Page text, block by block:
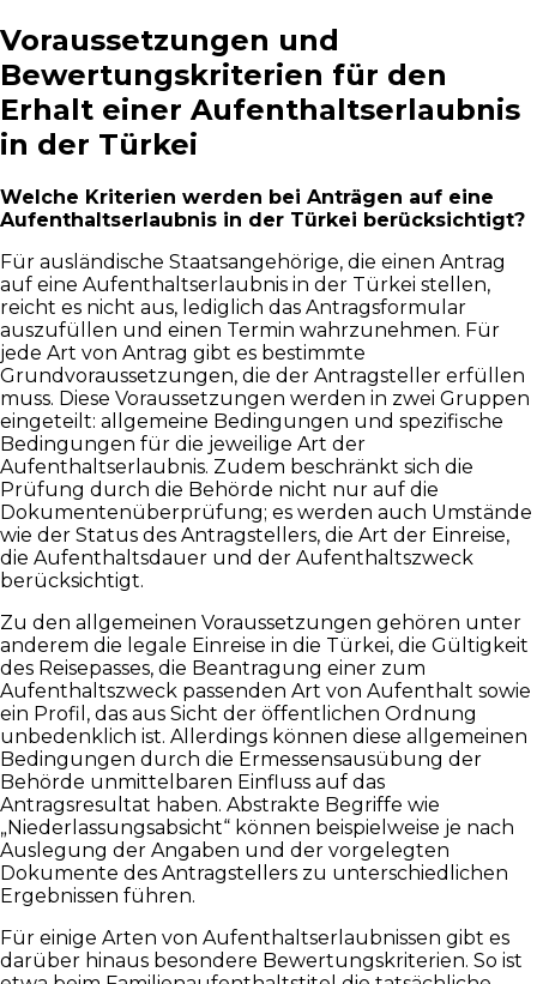
Voraussetzungen und
Bewertungskriterien für den
Erhalt einer Aufenthaltserlaubnis
in der Türkei
Welche Kriterien werden bei Anträgen auf eine
Aufenthaltserlaubnis in der Türkei berücksichtigt?
Für ausländische Staatsangehörige, die einen Antrag
auf eine Aufenthaltserlaubnis in der Türkei stellen,
reicht es nicht aus, lediglich das Antragsformular
auszufüllen und einen Termin wahrzunehmen. Für
jede Art von Antrag gibt es bestimmte
Grundvoraussetzungen, die der Antragsteller erfüllen
muss. Diese Voraussetzungen werden in zwei Gruppen
eingeteilt: allgemeine Bedingungen und spezifische
Bedingungen für die jeweilige Art der
Aufenthaltserlaubnis. Zudem beschränkt sich die
Prüfung durch die Behörde nicht nur auf die
Dokumentenüberprüfung; es werden auch Umstände
wie der Status des Antragstellers, die Art der Einreise,
die Aufenthaltsdauer und der Aufenthaltszweck
berücksichtigt.
Zu den allgemeinen Voraussetzungen gehören unter
anderem die legale Einreise in die Türkei, die Gültigkeit
des Reisepasses, die Beantragung einer zum
Aufenthaltszweck passenden Art von Aufenthalt sowie
ein Profil, das aus Sicht der öffentlichen Ordnung
unbedenklich ist. Allerdings können diese allgemeinen
Bedingungen durch die Ermessensausübung der
Behörde unmittelbaren Einfluss auf das
Antragsresultat haben. Abstrakte Begriffe wie
„Niederlassungsabsicht“ können beispielweise je nach
Auslegung der Angaben und der vorgelegten
Dokumente des Antragstellers zu unterschiedlichen
Ergebnissen führen.
Für einige Arten von Aufenthaltserlaubnissen gibt es
darüber hinaus besondere Bewertungskriterien. So ist